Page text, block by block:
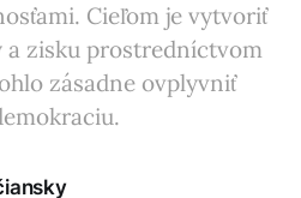
Cieľom je vytvoriť
zisku prostredníctvom
zásadne ovplyvniť